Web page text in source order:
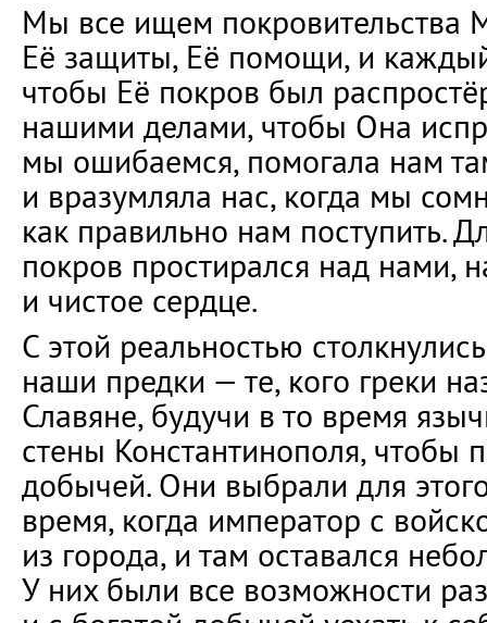
Мы все ищем покровительства
Её защиты, Её помощи, и
чтобы Её покров был
нашими делами, чтобы Она
мы ошибаемся, помогала нам
и вразумляла нас, когда мы
как правильно нам поступить.
покров простирался над нами,
и чистое сердце.
С этой реальностью
наши предки — те, кого греки
Славяне, будучи в то время
стены Константинополя, чтобы
добычей. Они выбрали для
время, когда император с
из города, и там оставался
У них были все возможности